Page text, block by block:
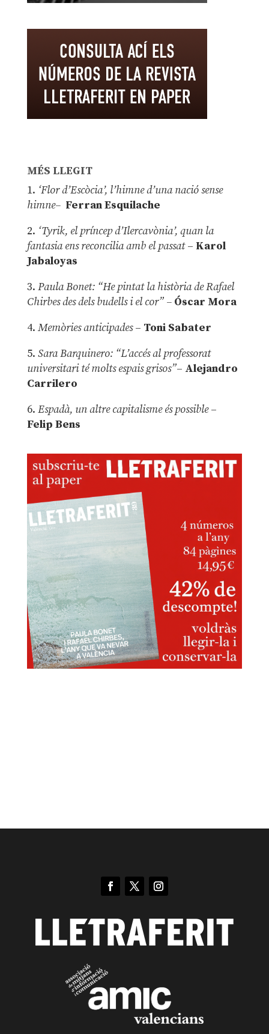
MÉS LLEGIT
1. ‘Flor d’Escòcia’, l’himne d’una nació sense
himne– Ferran Esquilache
2. ‘Tyrik, el príncep d’Ilercavònia’, quan la
fantasia ens reconcilia amb el passat– Karol
Jabaloyas
3. Paula Bonet: “He pintat la història de Rafael
Chirbes des dels budells i el cor” –Óscar Mora
4. Memòries anticipades– Toni Sabater
5. Sara Barquinero: “L’accés al professorat
universitari té molts espais grisos”– Alejandro
Carrilero
6. Espadà, un altre capitalisme és possible –
Felip Bens